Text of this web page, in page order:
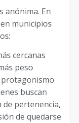
anónima. En
municipios
cercanas
peso
protagonismo
buscan
de pertenencia,
de quedarse